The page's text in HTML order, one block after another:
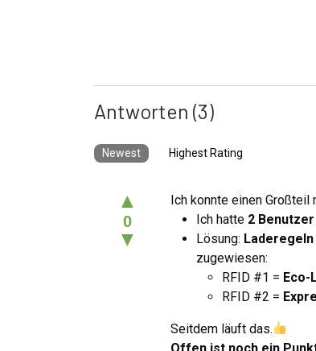
Antworten (3)
Newest Highest Rating
▲
0
▼
Ich konnte einen
Ich hatte 2 Benutzer
Lösung:
zugewiesen:
RFID #1 = Eco-
RFID #2 =
Seitdem läuft das.
Offen ist noch ein